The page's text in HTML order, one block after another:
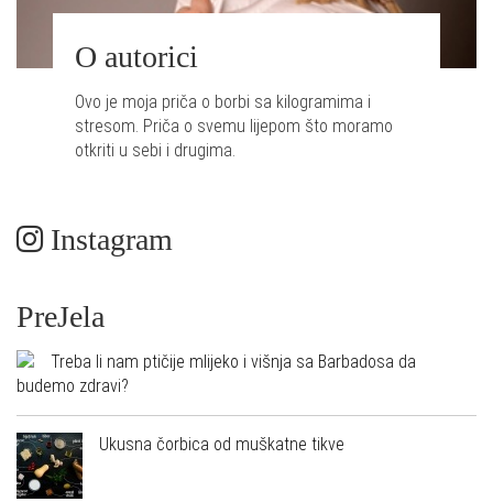
O autorici
Ovo je moja priča o borbi sa kilogramima i
stresom. Priča o svemu lijepom što moramo
otkriti u sebi i drugima.
Instagram
PreJela
Treba li nam ptičije mlijeko i višnja sa Barbadosa da
budemo zdravi?
Ukusna čorbica od muškatne tikve